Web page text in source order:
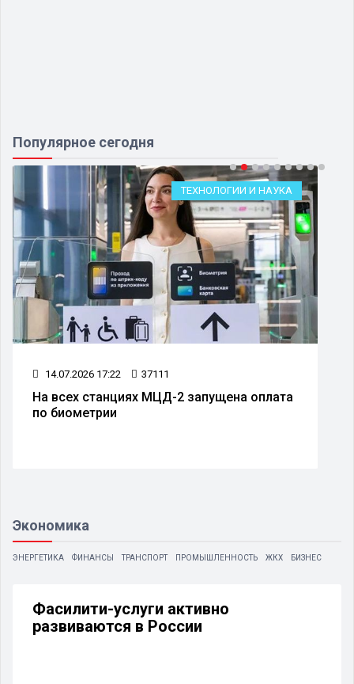
Популярное сегодня
ТЕХНОЛОГИИ И НАУКА
14.07.2026 17:22 37111
На всех станциях МЦД-2 запущена оплата
по биометрии
Экономика
ЭНЕРГЕТИКА ФИНАНСЫ ТРАНСПОРТ ПРОМЫШЛЕННОСТЬ ЖКХ БИЗНЕС
Фасилити-услуги активно
развиваются в России